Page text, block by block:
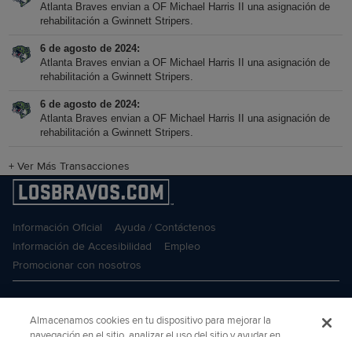
Atlanta Braves envian a OF Michael Harris II una asignación de
rehabilitación a Gwinnett Stripers.
6 de agosto de 2024
Atlanta Braves envian a OF Michael Harris II una asignación de
rehabilitación a Gwinnett Stripers.
6 de agosto de 2024
Atlanta Braves envian a OF Michael Harris II una asignación de
rehabilitación a Gwinnett Stripers.
+Ver Más Transacciones
Información Oficial
Ayuda / Contáctenos
Información de Accesibilidad
Empleo
Promocionar con nosotros
Almacenamos cookies en tu dispositivo para mejorar la